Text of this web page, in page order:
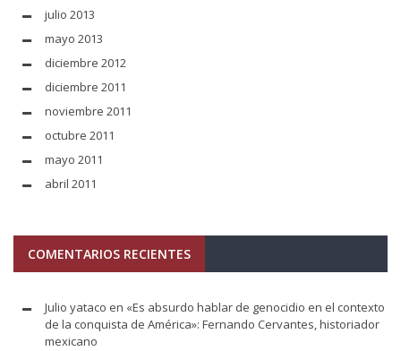
julio 2013
mayo 2013
diciembre 2012
diciembre 2011
noviembre 2011
octubre 2011
mayo 2011
abril 2011
COMENTARIOS RECIENTES
Julio yataco en «Es absurdo hablar de genocidio en el contexto
de la conquista de América»: Fernando Cervantes, historiador
mexicano